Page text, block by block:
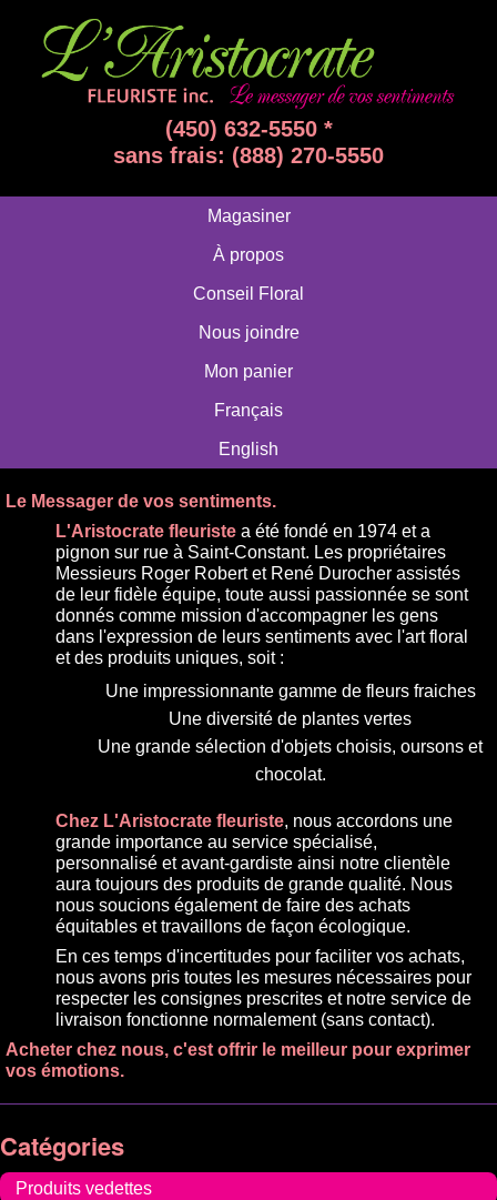
(450) 632-5550 *
sans frais: (888) 270-5550
Magasiner
À propos
Conseil Floral
Nous joindre
Mon panier
Français
English
Le Messager de vos sentiments.
L'Aristocrate fleuriste a été fondé en 1974 et a
pignon sur rue à Saint-Constant. Les propriétaires
Messieurs Roger Robert et René Durocher assistés
de leur fidèle équipe, toute aussi passionnée se sont
donnés comme mission d'accompagner les gens
dans l'expression de leurs sentiments avec l'art floral
et des produits uniques, soit :
Une impressionnante gamme de fleurs fraiches
Une diversité de plantes vertes
Une grande sélection d'objets choisis, oursons et
chocolat.
Chez L'Aristocrate fleuriste, nous accordons une
grande importance au service spécialisé,
personnalisé et avant-gardiste ainsi notre clientèle
aura toujours des produits de grande qualité. Nous
nous soucions également de faire des achats
équitables et travaillons de façon écologique.
En ces temps d'incertitudes pour faciliter vos achats,
nous avons pris toutes les mesures nécessaires pour
respecter les consignes prescrites et notre service de
livraison fonctionne normalement (sans contact).
Acheter chez nous, c'est offrir le meilleur pour exprimer
vos émotions.
Catégories
Produits vedettes